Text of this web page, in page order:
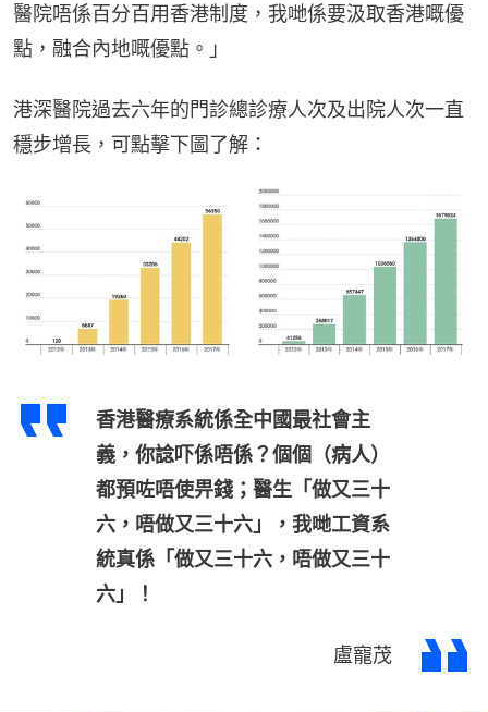
醫院唔係百分百用香港制度，我哋係要汲取香港嘅優
點，融合內地嘅優點。」
港深醫院過去六年的門診總診療人次及出院人次一直
穩步增長，可點擊下圖了解：
香港醫療系統係全中國最社會主
義，你諗吓係唔係？個個（病人）
都預咗唔使畀錢；醫生「做又三十
六，唔做又三十六」，我哋工資系
統真係「做又三十六，唔做又三十
六」！
盧寵茂